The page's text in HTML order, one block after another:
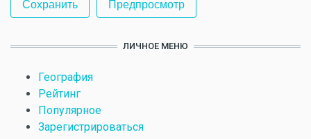
ЛИЧНОЕ МЕНЮ
География
Рейтинг
Популярное
Зарегистрироваться